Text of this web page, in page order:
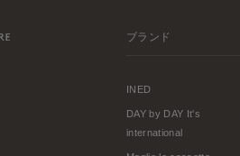
ブランド
INED
DAY by DAY It's
international